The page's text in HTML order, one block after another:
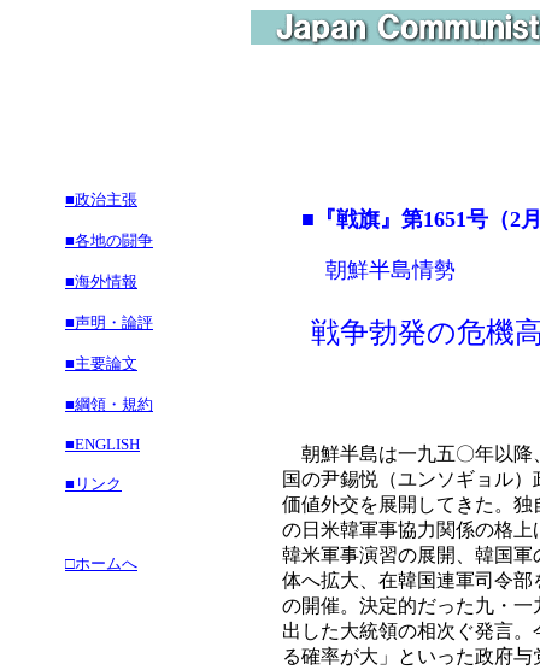
■政治主張
■各地の闘争
■海外情報
■声明・論評
■主要論文
■綱領・規約
■ENGLISH
■リンク
□ホームへ
■『戦旗』第1651号（2
朝鮮半島情勢
戦争勃発の危機
朝鮮半島は一九五〇年以降
国の尹錫悦（ユンソギョル
価値外交を展開してきた。
の日米韓軍事協力関係の格
韓米軍事演習の展開、韓国
体へ拡大、在韓国連軍司令
の開催。決定的だった九・
出した大統領の相次ぐ発言
る確率が大」といった政府